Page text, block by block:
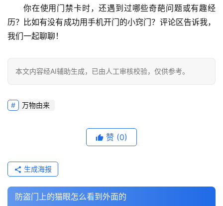
你在使用门禁卡时，还遇到过哪些奇葩问题或有趣经
历？比如有没有成功用手机开门的小窍门？ 评论区告诉我，
我们一起聊聊！
本文内容经AI辅助生成，已由人工审核校验，仅供参考。
万物由来
赞 (0)
生成海报
防盗门上的猫眼怎么看到外面的